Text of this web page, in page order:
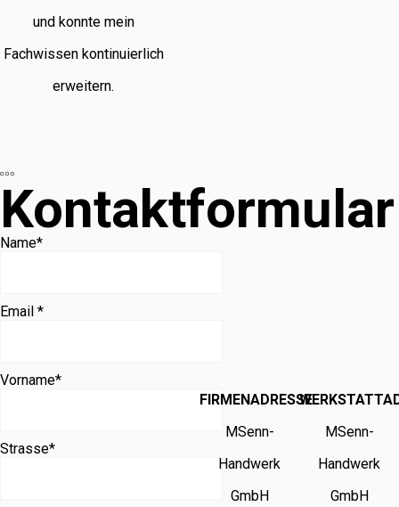
und konnte mein
Fachwissen kontinuierlich
erweitern.
Kontaktformular
Name*
Email *
Vorname*
Strasse*
FIRMENADRESSE
MSenn-
Handwerk
GmbH
MSenn-
Handwerk
GmbH